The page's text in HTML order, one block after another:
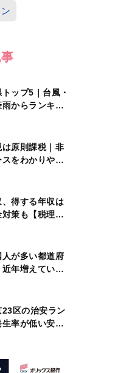
ップ5｜台風・
からランキン
原則課税｜非
をわかりやす
得する年収は
策も【税理士
人が多い都道府
年増えている
23区の治安ラン
率が低い安全